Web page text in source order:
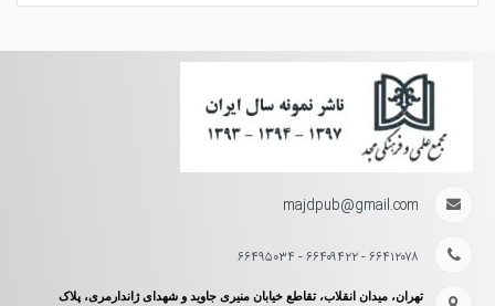
majdpub@gmail.com
۶۶۴۱۲۰۷۸ - ۶۶۴۰۹۴۲۲ - ۶۶۴۹۵۰۳۴
تهران، میدان انقلاب، تقاطع خیابان منیری جاوید و شهدای ژاندارمری، پلاک